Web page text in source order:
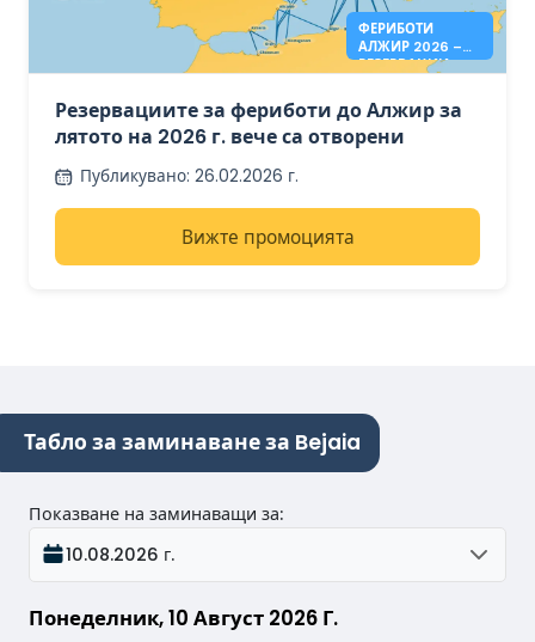
ФЕРИБОТИ
АЛЖИР 2026 –
РЕЗЕРВАЦИИ
Резервациите за фериботи до Алжир за
лятото на 2026 г. вече са отворени
Публикувано: 26.02.2026 г.
Вижте промоцията
Табло за заминаване за Bejaia
Понеделник, 10 Август 2026 Г.
Показване на заминаващи за:
10.08.2026 г.